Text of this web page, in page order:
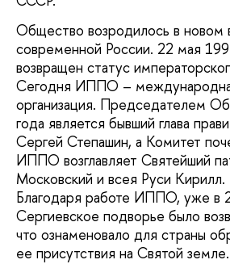
Общество возродилось в новом
современной России. 22 мая
возвращен статус
Сегодня ИППО –
организация. Председателем
года является бывший глава
Сергей Степашин, а Комитет
ИППО возглавляет Святейший
Московский и всея Руси Кирилл.
Благодаря работе ИППО, уже в
Сергиевское подворье было
что ознаменовало для страны
ее присутствия на Святой земле.